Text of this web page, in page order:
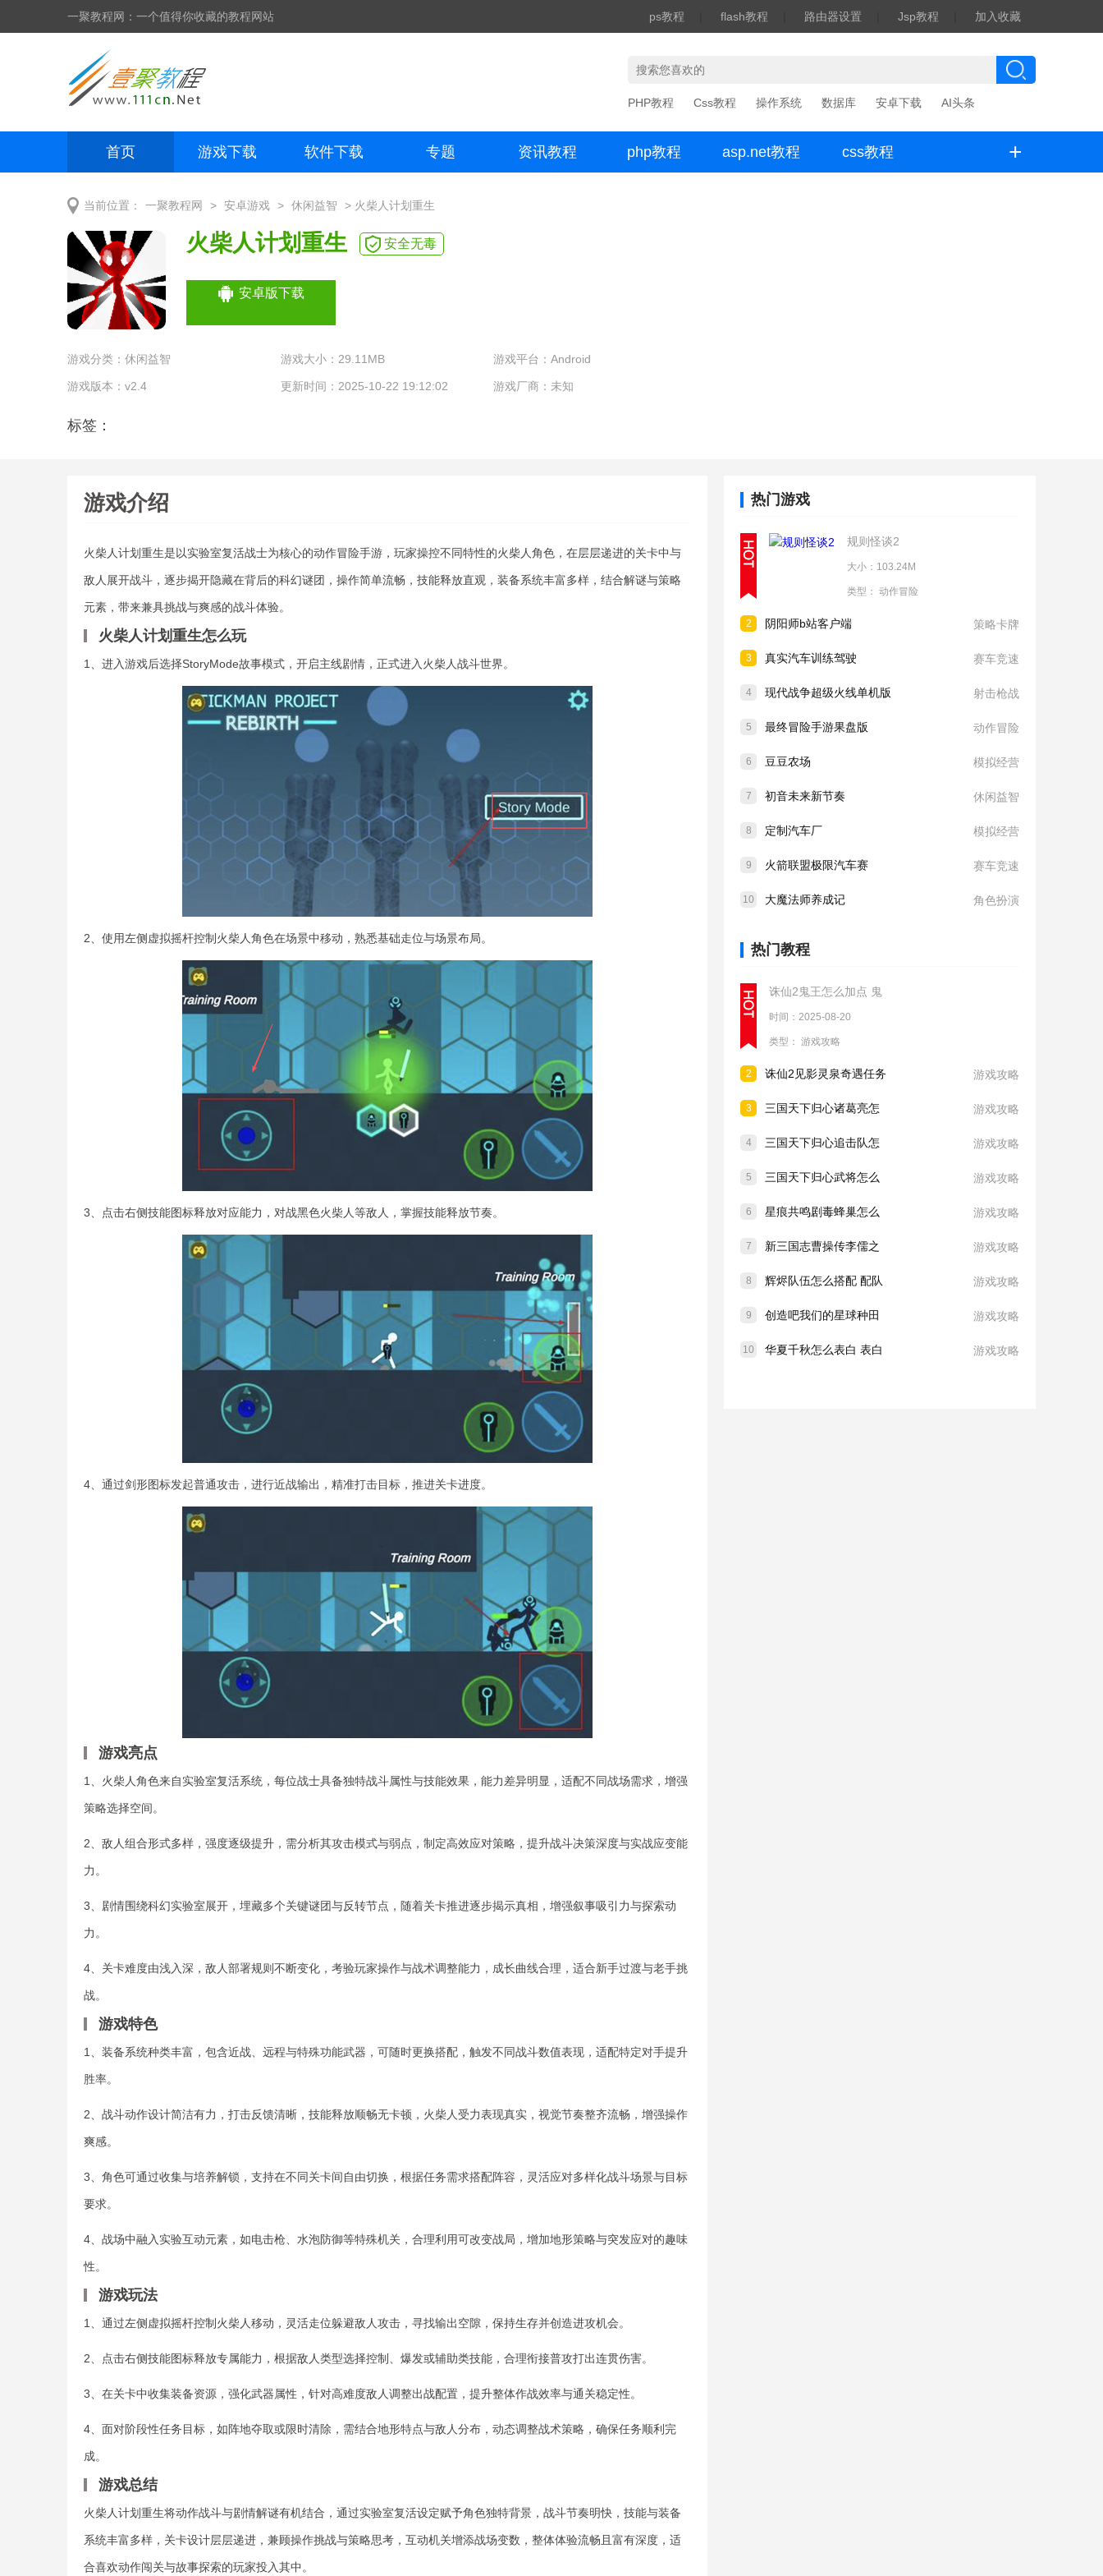
一聚教程网：一个值得你收藏的教程网站 ps教程 flash教程 路由器设置 Jsp教程 加入收藏
PHP教程 Css教程 操作系统 数据库 安卓下载 AI头条
首页 游戏下载 软件下载 专题 资讯教程 php教程 asp.net教程 css教程 +
当前位置： 一聚教程网 > 安卓游戏 > 休闲益智 > 火柴人计划重生
火柴人计划重生 安全无毒
安卓版下载
游戏分类： 休闲益智 游戏大小：29.11MB 游戏平台：Android
游戏版本：v2.4 更新时间：2025-10-22 19:12:02 游戏厂商：未知
标签：
游戏介绍
火柴人计划重生是以实验室复活战士为核心的动作冒险手游，玩家操控不同特性的火柴人角色，在层层递进的关卡中与
敌人展开战斗，逐步揭开隐藏在背后的科幻谜团，操作简单流畅，技能释放直观，装备系统丰富多样，结合解谜与策略
元素，带来兼具挑战与爽感的战斗体验。
火柴人计划重生怎么玩
1、进入游戏后选择StoryMode故事模式，开启主线剧情，正式进入火柴人战斗世界。
2、使用左侧虚拟摇杆控制火柴人角色在场景中移动，熟悉基础走位与场景布局。
3、点击右侧技能图标释放对应能力，对战黑色火柴人等敌人，掌握技能释放节奏。
4、通过剑形图标发起普通攻击，进行近战输出，精准打击目标，推进关卡进度。
游戏亮点
1、火柴人角色来自实验室复活系统，每位战士具备独特战斗属性与技能效果，能力差异明显，适配不同战场需求，增强
策略选择空间。
2、敌人组合形式多样，强度逐级提升，需分析其攻击模式与弱点，制定高效应对策略，提升战斗决策深度与实战应变能
力。
3、剧情围绕科幻实验室展开，埋藏多个关键谜团与反转节点，随着关卡推进逐步揭示真相，增强叙事吸引力与探索动
力。
4、关卡难度由浅入深，敌人部署规则不断变化，考验玩家操作与战术调整能力，成长曲线合理，适合新手过渡与老手挑
战。
游戏特色
1、装备系统种类丰富，包含近战、远程与特殊功能武器，可随时更换搭配，触发不同战斗数值表现，适配特定对手提升
胜率。
2、战斗动作设计简洁有力，打击反馈清晰，技能释放顺畅无卡顿，火柴人受力表现真实，视觉节奏整齐流畅，增强操作
爽感。
3、角色可通过收集与培养解锁，支持在不同关卡间自由切换，根据任务需求搭配阵容，灵活应对多样化战斗场景与目标
要求。
4、战场中融入实验互动元素，如电击枪、水泡防御等特殊机关，合理利用可改变战局，增加地形策略与突发应对的趣味
性。
游戏玩法
1、通过左侧虚拟摇杆控制火柴人移动，灵活走位躲避敌人攻击，寻找输出空隙，保持生存并创造进攻机会。
2、点击右侧技能图标释放专属能力，根据敌人类型选择控制、爆发或辅助类技能，合理衔接普攻打出连贯伤害。
3、在关卡中收集装备资源，强化武器属性，针对高难度敌人调整出战配置，提升整体作战效率与通关稳定性。
4、面对阶段性任务目标，如阵地夺取或限时清除，需结合地形特点与敌人分布，动态调整战术策略，确保任务顺利完
成。
游戏总结
火柴人计划重生将动作战斗与剧情解谜有机结合，通过实验室复活设定赋予角色独特背景，战斗节奏明快，技能与装备
系统丰富多样，关卡设计层层递进，兼顾操作挑战与策略思考，互动机关增添战场变数，整体体验流畅且富有深度，适
合喜欢动作闯关与故事探索的玩家投入其中。
热门游戏
规则怪谈2
大小：103.24M
类型： 动作冒险
2 阴阳师b站客户端 策略卡牌
3 真实汽车训练驾驶 赛车竞速
4 现代战争超级火线单机版 射击枪战
5 最终冒险手游果盘版 动作冒险
6 豆豆农场 模拟经营
7 初音未来新节奏 休闲益智
8 定制汽车厂 模拟经营
9 火箭联盟极限汽车赛 赛车竞速
10 大魔法师养成记 角色扮演
热门教程
诛仙2鬼王怎么加点 鬼
时间：2025-08-20
类型： 游戏攻略
2 诛仙2见影灵泉奇遇任务 游戏攻略
3 三国天下归心诸葛亮怎 游戏攻略
4 三国天下归心追击队怎 游戏攻略
5 三国天下归心武将怎么 游戏攻略
6 星痕共鸣剧毒蜂巢怎么 游戏攻略
7 新三国志曹操传李儒之 游戏攻略
8 辉烬队伍怎么搭配 配队 游戏攻略
9 创造吧我们的星球种田 游戏攻略
10 华夏千秋怎么表白 表白 游戏攻略